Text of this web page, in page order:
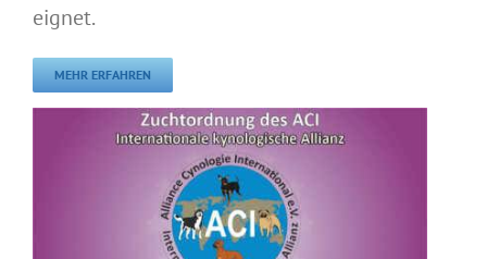
eignet.
MEHR ERFAHREN